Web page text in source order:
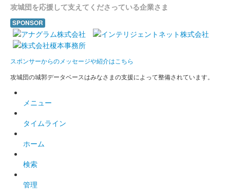
攻城団を応援して支えてくださっている企業さま
SPONSOR
スポンサーからのメッセージや紹介はこちら
攻城団の城郭データベースはみなさまの支援によって整備されています。
メニュー
タイムライン
ホーム
検索
管理